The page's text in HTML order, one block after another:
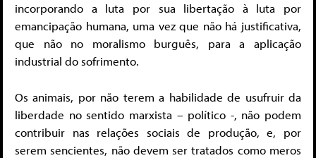
incorporando a luta por sua libertação à luta por
emancipação humana, uma vez que não há justificativa,
que não no moralismo burguês, para a aplicação
industrial do sofrimento.
Os animais, por não terem a habilidade de usufruir da
liberdade no sentido marxista – político -, não podem
contribuir nas relações sociais de produção, e, por
serem sencientes, não devem ser tratados como meros